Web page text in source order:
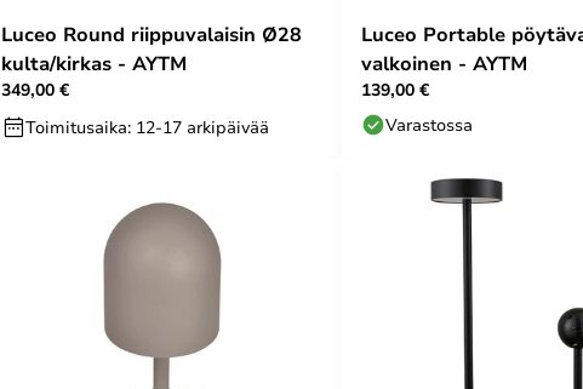
Luceo Round riippuvalaisin Ø28
kulta/kirkas - AYTM
349,00 €
Toimitusaika: 12-17 arkipäivää
Luceo Portable
valkoinen - AYTM
139,00 €
Varastossa